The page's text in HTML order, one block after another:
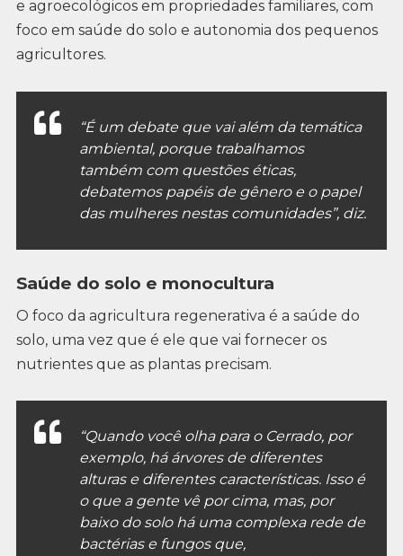
e agroecológicos em propriedades familiares, com
foco em saúde do solo e autonomia dos pequenos
agricultores.
“É um debate que vai além da temática
ambiental, porque trabalhamos
também com questões éticas,
debatemos papéis de gênero e o papel
das mulheres nestas comunidades”, diz.
Saúde do solo e monocultura
O foco da agricultura regenerativa é a saúde do
solo, uma vez que é ele que vai fornecer os
nutrientes que as plantas precisam.
“Quando você olha para o Cerrado, por
exemplo, há árvores de diferentes
alturas e diferentes características. Isso é
o que a gente vê por cima, mas, por
baixo do solo há uma complexa rede de
bactérias e fungos que,